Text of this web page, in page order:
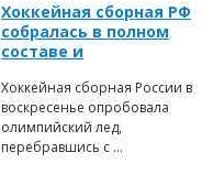
Хоккейная сборная РФ
собралась в полном
составе и
Хоккейная сборная России в
воскресенье опробовала
олимпийский лед,
перебравшись с ...